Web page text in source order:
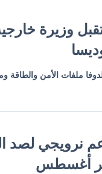
وزيرة
ملفات الأمن والطاقة
نرويجي لصد
أغسطس